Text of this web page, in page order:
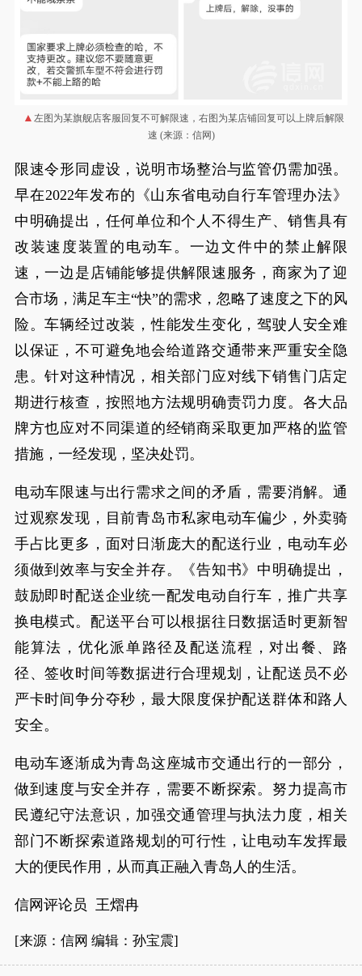
左图为某旗舰店客服回复不可解限速，右图为某店铺回复可以上牌后解限
速 (来源：信网)
限速令形同虚设，说明市场整治与监管仍需加强。
早在2022年发布的《山东省电动自行车管理办法》
中明确提出，任何单位和个人不得生产、销售具有
改装速度装置的电动车。一边文件中的禁止解限
速，一边是店铺能够提供解限速服务，商家为了迎
合市场，满足车主“快”的需求，忽略了速度之下的风
险。车辆经过改装，性能发生变化，驾驶人安全难
以保证，不可避免地会给道路交通带来严重安全隐
患。针对这种情况，相关部门应对线下销售门店定
期进行核查，按照地方法规明确责罚力度。各大品
牌方也应对不同渠道的经销商采取更加严格的监管
措施，一经发现，坚决处罚。
电动车限速与出行需求之间的矛盾，需要消解。通
过观察发现，目前青岛市私家电动车偏少，外卖骑
手占比更多，面对日渐庞大的配送行业，电动车必
须做到效率与安全并存。《告知书》中明确提出，
鼓励即时配送企业统一配发电动自行车，推广共享
换电模式。配送平台可以根据往日数据适时更新智
能算法，优化派单路径及配送流程，对出餐、路
径、签收时间等数据进行合理规划，让配送员不必
严卡时间争分夺秒，最大限度保护配送群体和路人
安全。
电动车逐渐成为青岛这座城市交通出行的一部分，
做到速度与安全并存，需要不断探索。努力提高市
民遵纪守法意识，加强交通管理与执法力度，相关
部门不断探索道路规划的可行性，让电动车发挥最
大的便民作用，从而真正融入青岛人的生活。
信网评论员 王熠冉
[来源：信网 编辑：孙宝震]